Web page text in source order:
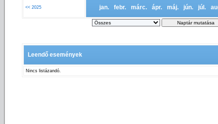
<< 2025 jan. febr. márc. ápr. máj. jún. júl.
Leendő események
Nincs listázandó.